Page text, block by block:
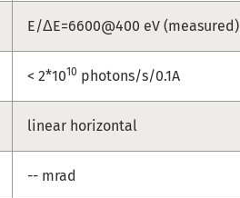
E/ΔE=6600@400 eV (measured)
< 2*1010 photons/s/0.1A
linear horizontal
-- mrad